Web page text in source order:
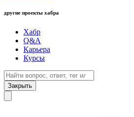
другие проекты хабра
Хабр
Q&A
Карьера
Курсы
Закрыть